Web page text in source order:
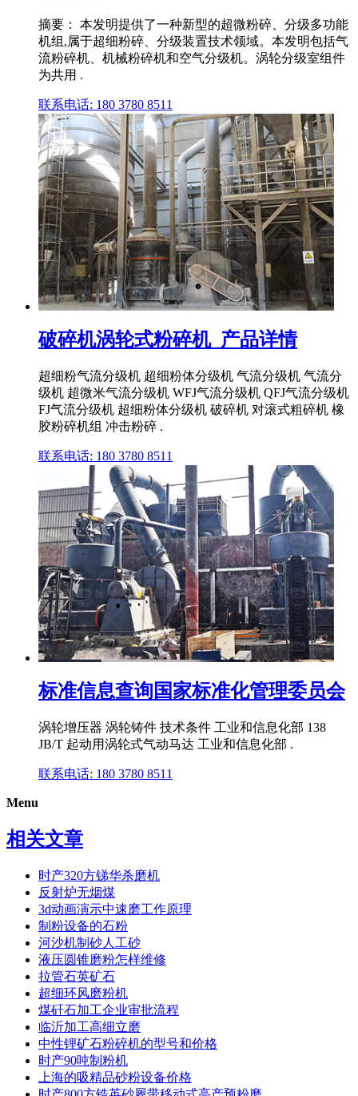
摘要： 本发明提供了一种新型的超微粉碎、分级多功能
机组,属于超细粉碎、分级装置技术领域。本发明包括气
流粉碎机、机械粉碎机和空气分级机。涡轮分级室组件
为共用 .
联系电话: 180 3780 8511
破碎机涡轮式粉碎机_产品详情
超细粉气流分级机 超细粉体分级机 气流分级机 气流分
级机 超微米气流分级机 WFJ气流分级机 QFJ气流分级机
FJ气流分级机 超细粉体分级机 破碎机 对滚式粗碎机 橡
胶粉碎机组 冲击粉碎 .
联系电话: 180 3780 8511
标准信息查询国家标准化管理委员会
涡轮增压器 涡轮铸件 技术条件 工业和信息化部 138
JB/T 起动用涡轮式气动马达 工业和信息化部 .
联系电话: 180 3780 8511
Menu
相关文章
时产320方锑华杀磨机
反射炉无烟煤
3d动画演示中速磨工作原理
制粉设备的石粉
河沙机制砂人工砂
液压圆锥磨粉怎样维修
拉管石英矿石
超细环风磨粉机
煤矸石加工企业审批流程
临沂加工高细立磨
中性锂矿石粉碎机的型号和价格
时产90吨制粉机
上海的吸精品砂粉设备价格